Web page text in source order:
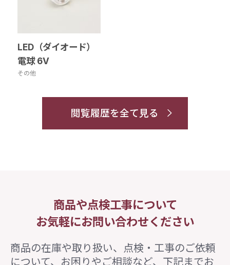
LED（ダイオード）
電球 6V
その他
閲覧履歴を全て見る
商品や点検工事について
お気軽にお問い合わせください
商品の在庫や取り扱い、点検・工事のご依頼
について、 お困りやご相談など、下記までお